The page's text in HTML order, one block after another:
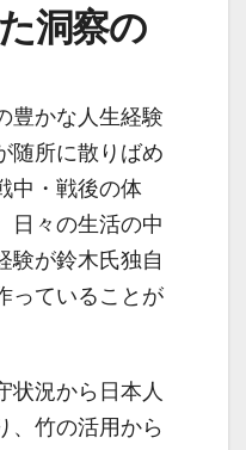
洞察の
豊かな人生経験
随所に散りばめ
中・戦後の体
日々の生活の中
験が鈴木氏独自
っていることが
状況から日本人
、竹の活用から